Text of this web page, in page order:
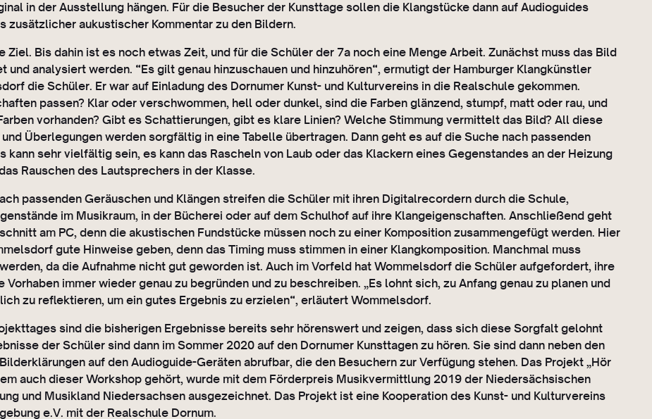
in der Ausstellung hängen. Für die Besucher der Kunsttage sollen die Klangstücke dann auf Audioguides
zusätzlicher aukustischer Kommentar zu den Bildern.
Ziel. Bis dahin ist es noch etwas Zeit, und für die Schüler der 7a noch eine Menge Arbeit. Zunächst muss das Bild
und analysiert werden. “Es gilt genau hinzuschauen und hinzuhören“, ermutigt der Hamburger Klangkünstler
die Schüler. Er war auf Einladung des Dornumer Kunst- und Kulturvereins in die Realschule gekommen.
passen? Klar oder verschwommen, hell oder dunkel, sind die Farben glänzend, stumpf, matt oder rau, und
vorhanden? Gibt es Schattierungen, gibt es klare Linien? Welche Stimmung vermittelt das Bild? All diese
Überlegungen werden sorgfältig in eine Tabelle übertragen. Dann geht es auf die Suche nach passenden
kann sehr vielfältig sein, es kann das Rascheln von Laub oder das Klackern eines Gegenstandes an der Heizung
Rauschen des Lautsprechers in der Klasse.
passenden Geräuschen und Klängen streifen die Schüler mit ihren Digitalrecordern durch die Schule,
im Musikraum, in der Bücherei oder auf dem Schulhof auf ihre Klangeigenschaften. Anschließend geht
am PC, denn die akustischen Fundstücke müssen noch zu einer Komposition zusammengefügt werden. Hier
gute Hinweise geben, denn das Timing muss stimmen in einer Klangkomposition. Manchmal muss
da die Aufnahme nicht gut geworden ist. Auch im Vorfeld hat Wommelsdorf die Schüler aufgefordert, ihre
Vorhaben immer wieder genau zu begründen und zu beschreiben. „Es lohnt sich, zu Anfang genau zu planen und
zu reflektieren, um ein gutes Ergebnis zu erzielen“, erläutert Wommelsdorf.
sind die bisherigen Ergebnisse bereits sehr hörenswert und zeigen, dass sich diese Sorgfalt gelohnt
der Schüler sind dann im Sommer 2020 auf den Dornumer Kunsttagen zu hören. Sie sind dann neben den
auf den Audioguide-Geräten abrufbar, die den Besuchern zur Verfügung stehen. Das Projekt „Hör
auch dieser Workshop gehört, wurde mit dem Förderpreis Musikvermittlung 2019 der Niedersächsischen
und Musikland Niedersachsen ausgezeichnet. Das Projekt ist eine Kooperation des Kunst- und Kulturvereins
e.V. mit der Realschule Dornum.